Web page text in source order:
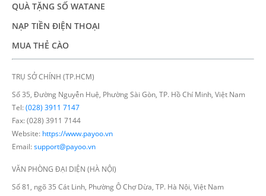
QUÀ TẶNG SỐ WATANE
NẠP TIỀN ĐIỆN THOẠI
MUA THẺ CÀO
TRỤ SỞ CHÍNH (TP.HCM)
Số 35, Đường Nguyễn Huệ, Phường Sài Gòn, TP. Hồ Chí Minh, Việt Nam
Tel:(028) 3911 7147
Fax: (028) 3911 7144
Website: https://www.payoo.vn
Email:support@payoo.vn
VĂN PHÒNG ĐẠI DIỆN (HÀ NỘI)
Số 81, ngõ 35 Cát Linh, Phường Ô Chợ Dừa, TP. Hà Nội, Việt Nam